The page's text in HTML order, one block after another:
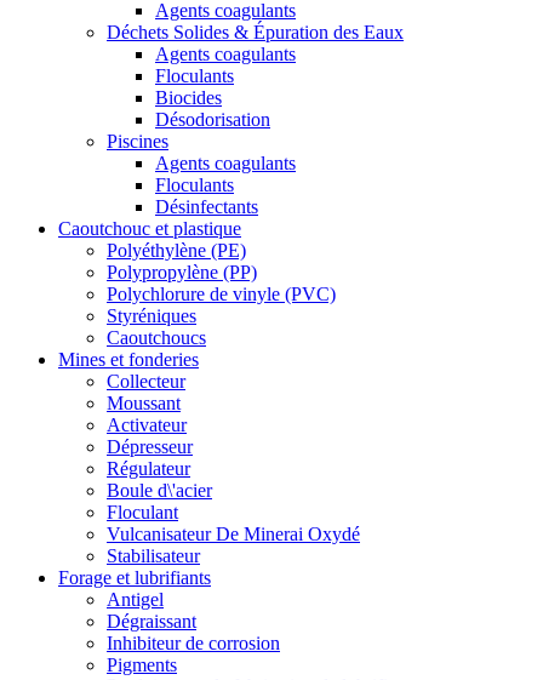
Agents coagulants
Déchets Solides & Épuration des Eaux
Agents coagulants
Floculants
Biocides
Désodorisation
Piscines
Agents coagulants
Floculants
Désinfectants
Caoutchouc et plastique
Polyéthylène (PE)
Polypropylène (PP)
Polychlorure de vinyle (PVC)
Styréniques
Caoutchoucs
Mines et fonderies
Collecteur
Moussant
Activateur
Dépresseur
Régulateur
Boule d\'acier
Floculant
Vulcanisateur De Minerai Oxydé
Stabilisateur
Forage et lubrifiants
Antigel
Dégraissant
Inhibiteur de corrosion
Pigments